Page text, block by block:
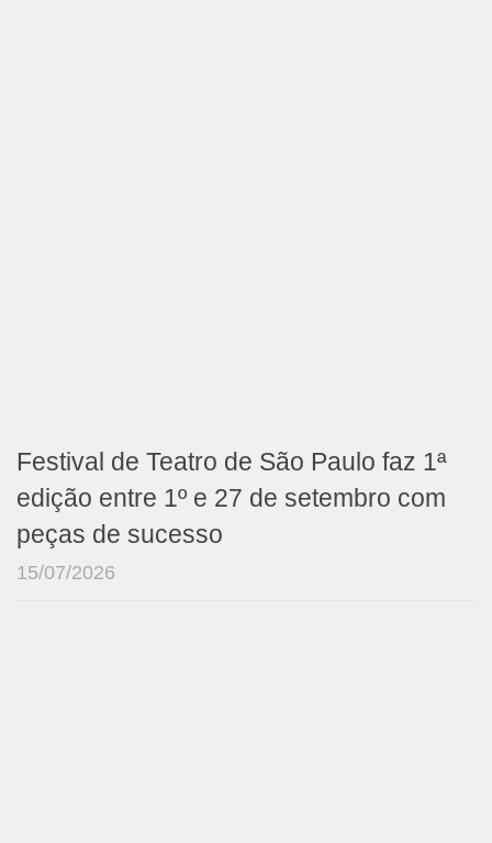
Festival de Teatro de São Paulo faz 1ª
edição entre 1º e 27 de setembro com
peças de sucesso
15/07/2026